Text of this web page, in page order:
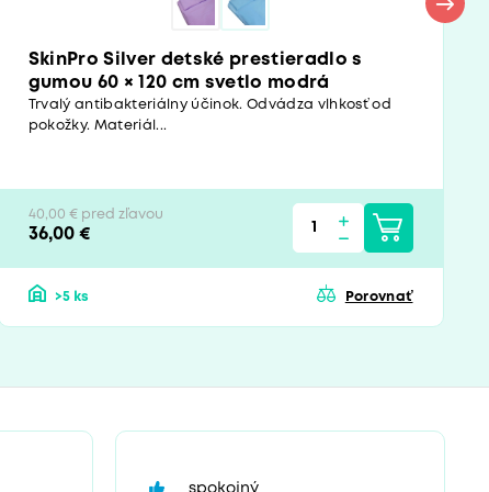
SkinPro Silver detské prestieradlo s
gumou 60 × 120 cm svetlo modrá
Trvalý antibakteriálny účinok. Odvádza vlhkosť od
pokožky. Materiál...
40,00 € pred zľavou
36,00 €
>5 ks Porovnať
spokojný